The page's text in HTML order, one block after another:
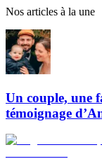
Nos articles à la une
Un couple, une
témoignage